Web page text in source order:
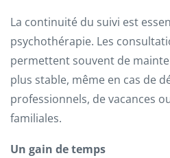
La continuité du suivi est
psychothérapie. Les
permettent souvent de
plus stable, même en cas de
professionnels, de vacances
familiales.
Un gain de temps